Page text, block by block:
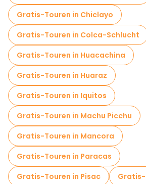
Kostenlose Tagesausflüge in Lima
Fahrradtouren in Lima
Food-
Kostenlose Führungen in der Nähe
Gratis-Touren in Chiclayo
Gratis-Touren in Colca-Schlucht
Gratis-Touren in Huacachina
Gratis-Touren in Huaraz
Gratis-Touren in Iquitos
Gratis-Touren in Machu Picchu
Gratis-Touren in Mancora
Gratis-Touren in Paracas
Gratis-Touren in Pisac
Gratis-